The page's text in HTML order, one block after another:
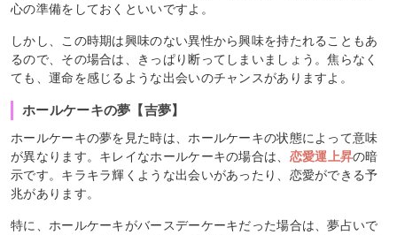
心の準備をしておくといいですよ。
しかし、この時期は興味のない異性から興味を持たれることもあ
るので、その場合は、きっぱり断ってしまいましょう。焦らなく
ても、運命を感じるような出会いのチャンスがありますよ。
ホールケーキの夢【吉夢】
ホールケーキの夢を見た時は、ホールケーキの状態によって意味
が異なります。キレイなホールケーキの場合は、 恋愛運上昇の暗
示です。キラキラ輝くような出会いがあったり、恋愛ができる予
兆があります。
特に、ホールケーキがバースデーケーキだった場合は、夢占いで